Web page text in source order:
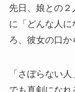
先日、娘との
に「どんな人に
ろ、彼女の口か
「さぼらない